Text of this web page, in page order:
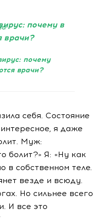
14 апреля 2020
почему
врачи?
себя. Состояние
я даже
Муж:
болит?» Я: «Ну как
в собственном теле.
везде и всюду.
Но сильнее всего
И все это